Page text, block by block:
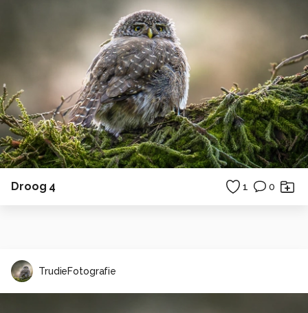
Droog 4 1 0
TrudieFotografie